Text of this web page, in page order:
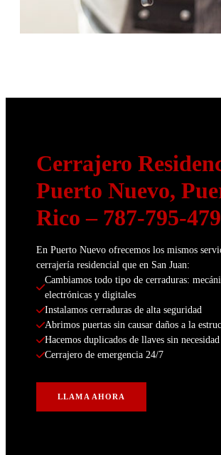
Cerrajero
Puerto Nuevo,
Rico – 787-795-
En Puerto Nuevo ofrecemos los mismos
cerrajería residencial que en San Juan:
Cambiamos todo tipo de cerraduras:
electrónicas y digitales
Instalamos cerraduras de alta seguridad
Abrimos puertas sin causar daños a la
Hacemos duplicados de llaves sin
Cerrajero de emergencia 24/7
LLAMA AHORA